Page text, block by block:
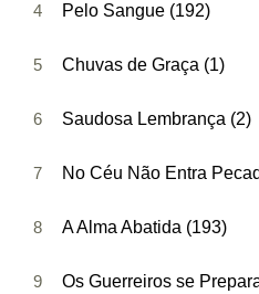
4 Pelo Sangue (192)
5 Chuvas de Graça (1)
6 Saudosa Lembrança (2)
7 No Céu Não Entra
8 A Alma Abatida (193)
9 Os Guerreiros se